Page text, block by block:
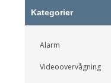
Kategorier
Alarm
Videoovervågning